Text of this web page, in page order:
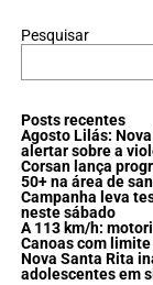
Pesquisar
Posts recentes
Agosto Lilás:
alertar sobre a
Corsan lança
50+ na área de
Campanha leva
neste sábado
A 113 km/h:
Canoas com
Nova Santa Rita
adolescentes em